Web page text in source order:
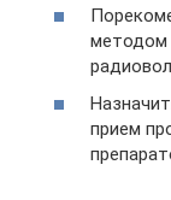
методом
прием